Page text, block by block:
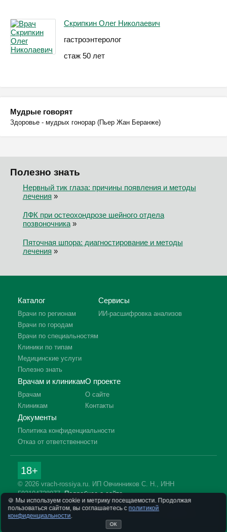
Скрипкин Олег Николаевич
гастроэнтеролог
стаж 50 лет
Мудрые говорят
Здоровье - мудрых гонорар (Пьер Жан Беранже)
Полезно знать
Нервный тик глаза: причины появления и методы
лечения »
ЛФК при остеохондрозе шейного отдела
позвоночника»
Пяточная шпора: диагностирование и методы
лечения »
Каталог
Врачи по регионам
Врачи по городам
Врачи по специальностям
Клиники по типам
Медицинские услуги
Полезно знать
Сервисы
ИИ-расшифровка анализов
Врачам и клиникам
Врачам
Клиникам
О проекте
О сайте
Контакты
Документы
Политика конфиденциальности
Отказ от ответственности
18+
© 2026 vrach-rossiya.ru. ИП Овчинников С. Н., ИНН
592104728977.Подробнее о сайте
Информация на сайте не заменяет приём врача. Имеются
противопоказания, необходима консультация специалиста.
🍪 Мы используем cookie и метрику посещаемости. Продолжая
пользоваться сайтом, вы соглашаетесь с политикой
конфиденциальности
ОК